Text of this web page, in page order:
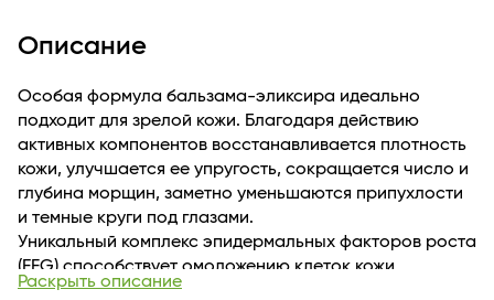
Описание
Особая формула бальзама-эликсира идеально
подходит для зрелой кожи. Благодаря действию
активных компонентов восстанавливается плотность
кожи, улучшается ее упругость, сокращается число и
глубина морщин, заметно уменьшаются припухлости
и темные круги под глазами.
Уникальный комплекс эпидермальных факторов роста
(EFG) способствует омоложению клеток кожи,
улучшает ее рельеф, придает гладкость и упругость.
Раскрыть описание